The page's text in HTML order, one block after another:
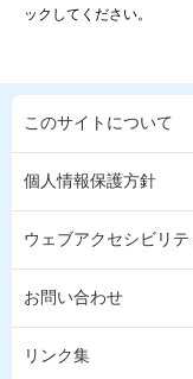
ックしてください。
このサイトについて
個人情報保護方針
ウェブアクセシビリ
お問い合わせ
リンク集